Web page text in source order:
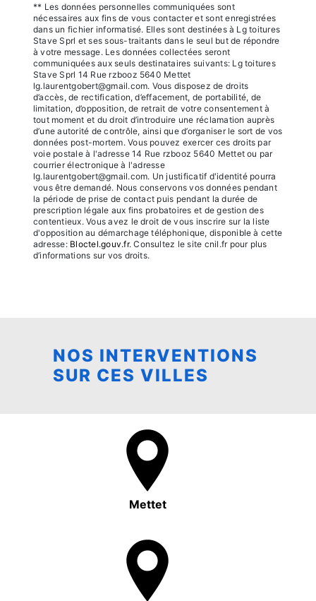
** Les données personnelles communiquées sont
nécessaires aux fins de vous contacter et sont enregistrées
dans un fichier informatisé. Elles sont destinées à Lg toitures
Stave Sprl et ses sous-traitants dans le seul but de répondre
à votre message. Les données collectées seront
communiquées aux seuls destinataires suivants: Lg toitures
Stave Sprl 14 Rue rzbooz 5640 Mettet
lg.laurentgobert@gmail.com. Vous disposez de droits
d’accès, de rectification, d’effacement, de portabilité, de
limitation, d’opposition, de retrait de votre consentement à
tout moment et du droit d’introduire une réclamation auprès
d’une autorité de contrôle, ainsi que d’organiser le sort de vos
données post-mortem. Vous pouvez exercer ces droits par
voie postale à l'adresse 14 Rue rzbooz 5640 Mettet ou par
courrier électronique à l'adresse
lg.laurentgobert@gmail.com. Un justificatif d'identité pourra
vous être demandé. Nous conservons vos données pendant
la période de prise de contact puis pendant la durée de
prescription légale aux fins probatoires et de gestion des
contentieux. Vous avez le droit de vous inscrire sur la liste
d'opposition au démarchage téléphonique, disponible à cette
adresse: Bloctel.gouv.fr. Consultez le site cnil.fr pour plus
d’informations sur vos droits.
NOS INTERVENTIONS
SUR CES VILLES
Mettet